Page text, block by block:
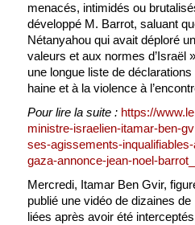
menacés, intimidés ou
développé M. Barrot, saluant
Nétanyahou qui avait déploré
valeurs et aux normes d’Israël
une longue liste de
haine et à la violence à
Pour lire la suite : https://
ministre-israelien-itamar-ben-
ses-agissements-
gaza-annonce-jean-noel-
Mercredi, Itamar Ben Gvir,
publié une vidéo de dizaines
liées après avoir été